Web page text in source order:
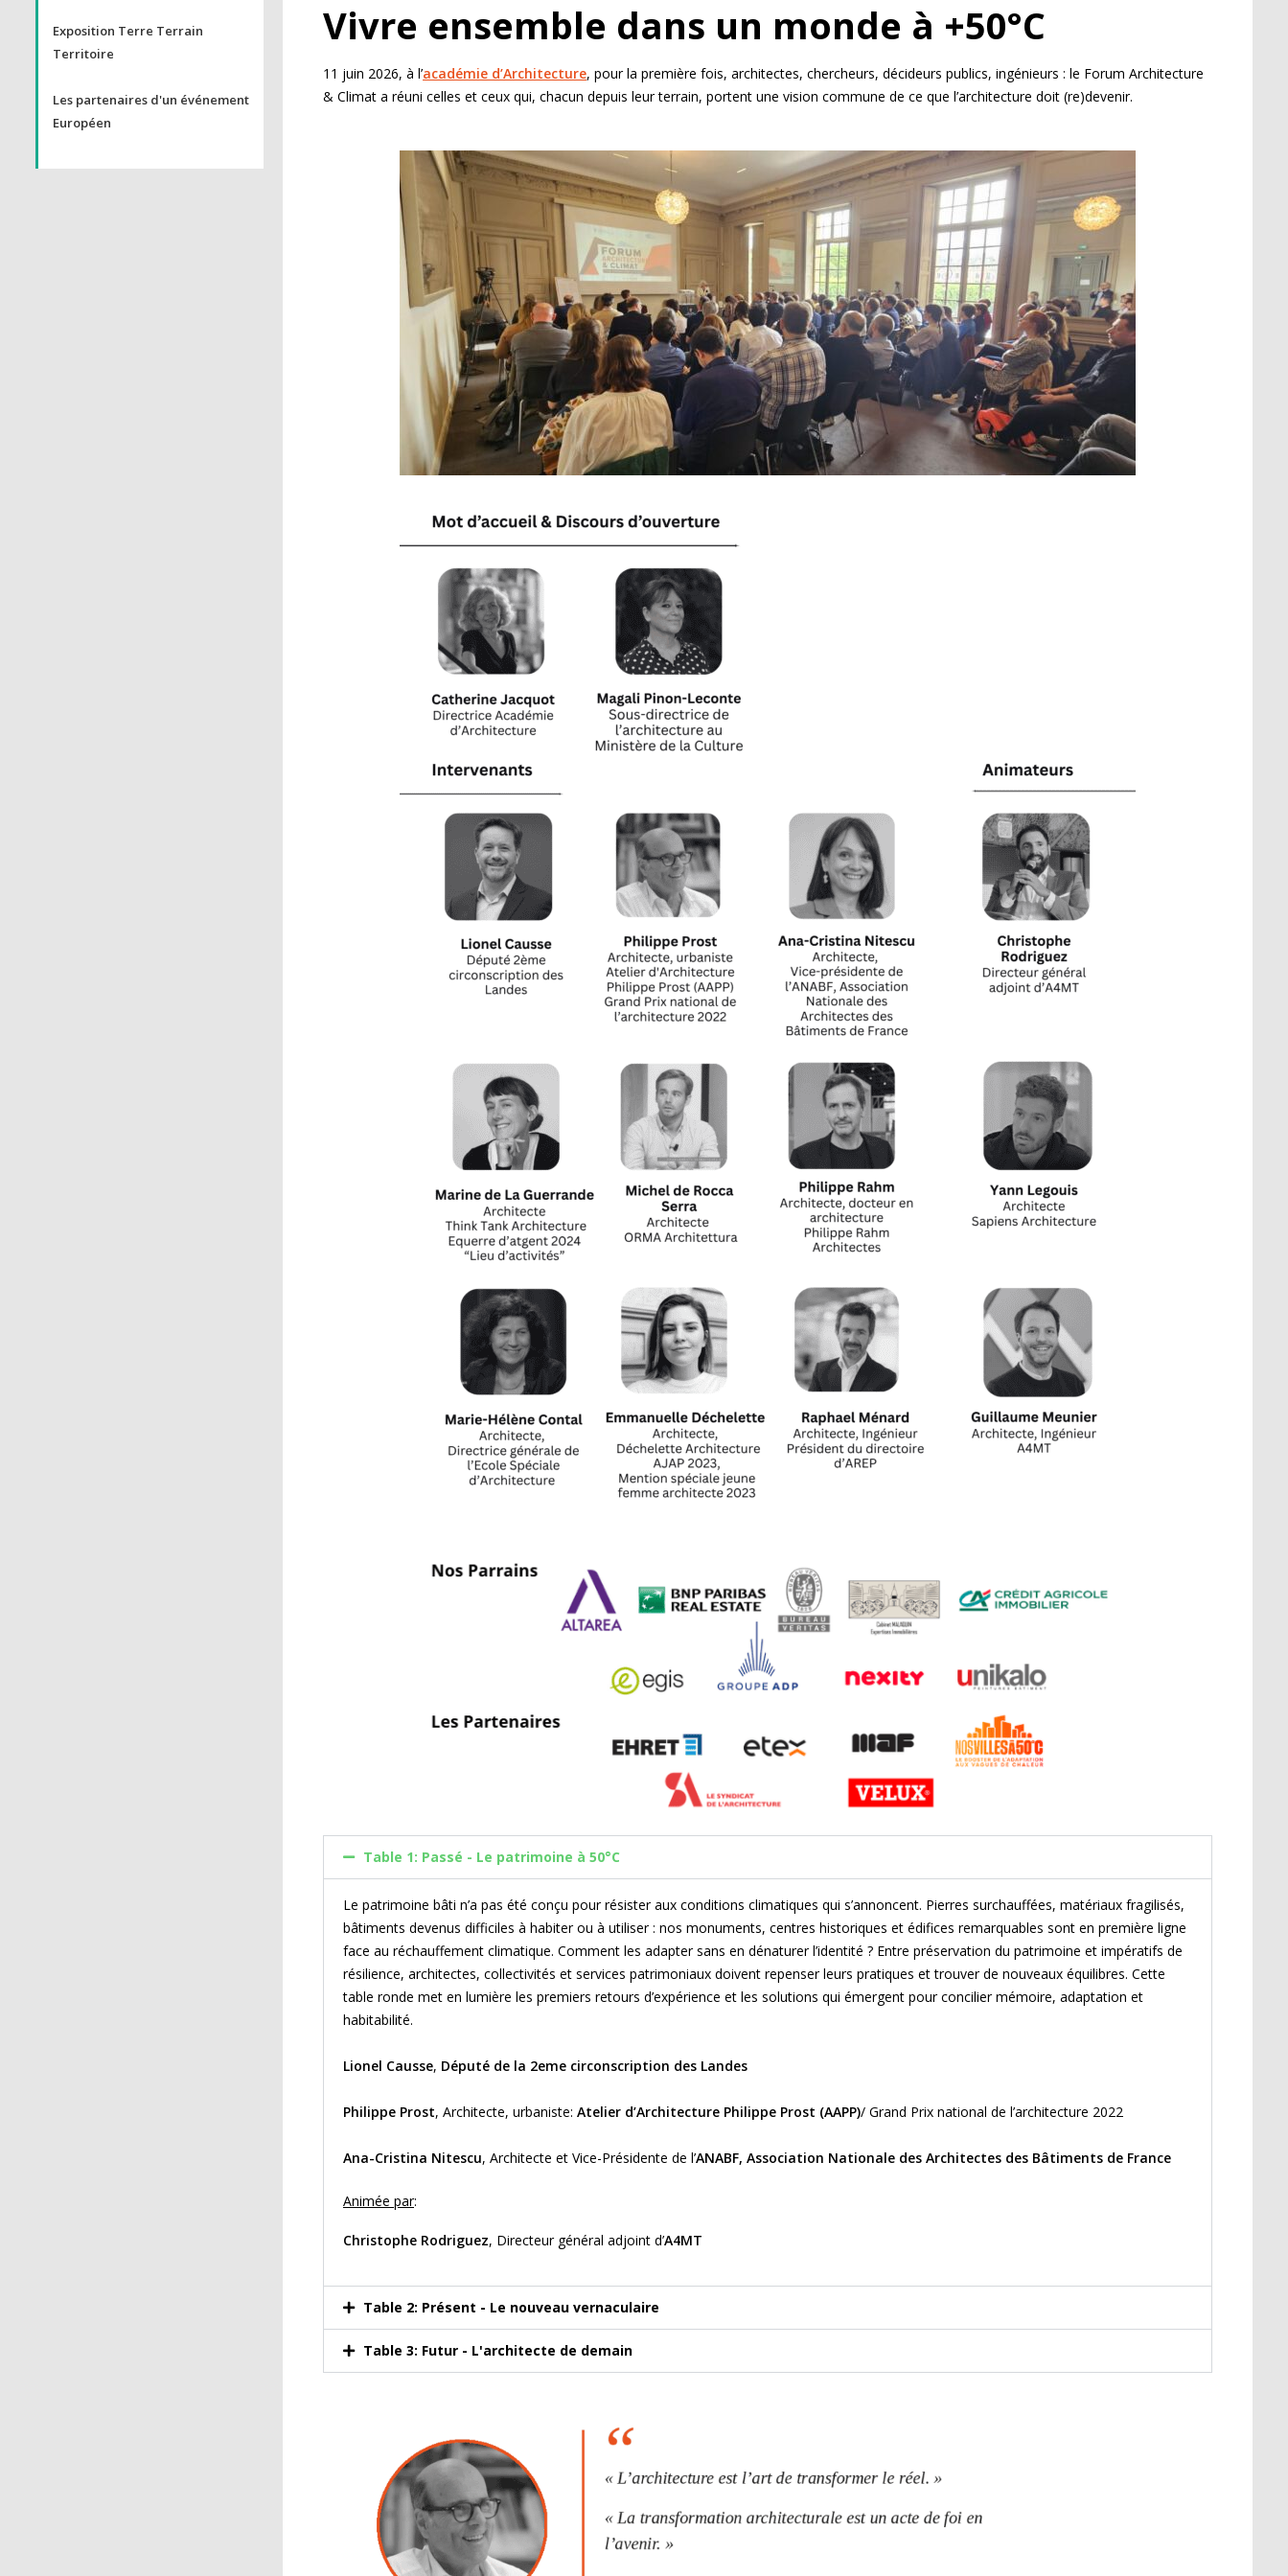
Exposition Terre Terrain
Territoire
Les partenaires d'un événement
Européen
Vivre ensemble dans un monde à +50°C
11 juin 2026, à l’académie d’Architecture, pour la première fois, architectes, chercheurs, décideurs publics, ingénieurs : le Forum Architecture
& Climat a réuni celles et ceux qui, chacun depuis leur terrain, portent une vision commune de ce que l’architecture doit (re)devenir.
Table 1: Passé - Le patrimoine à 50°C
Le patrimoine bâti n’a pas été conçu pour résister aux conditions climatiques qui s’annoncent. Pierres surchauffées, matériaux fragilisés,
bâtiments devenus difficiles à habiter ou à utiliser : nos monuments, centres historiques et édifices remarquables sont en première ligne
face au réchauffement climatique. Comment les adapter sans en dénaturer l’identité ? Entre préservation du patrimoine et impératifs de
résilience, architectes, collectivités et services patrimoniaux doivent repenser leurs pratiques et trouver de nouveaux équilibres. Cette
table ronde met en lumière les premiers retours d’expérience et les solutions qui émergent pour concilier mémoire, adaptation et
habitabilité.
Lionel Causse, Député de la 2eme circonscription des Landes
Philippe Prost, Architecte, urbaniste: Atelier d’Architecture Philippe Prost (AAPP)/ Grand Prix national de l’architecture 2022
Ana-Cristina Nitescu, Architecte et Vice-Présidente de l’ANABF, Association Nationale des Architectes des Bâtiments de France
Animée par:
Christophe Rodriguez, Directeur général adjoint d’A4MT
Table 2: Présent - Le nouveau vernaculaire
Table 3: Futur - L'architecte de demain